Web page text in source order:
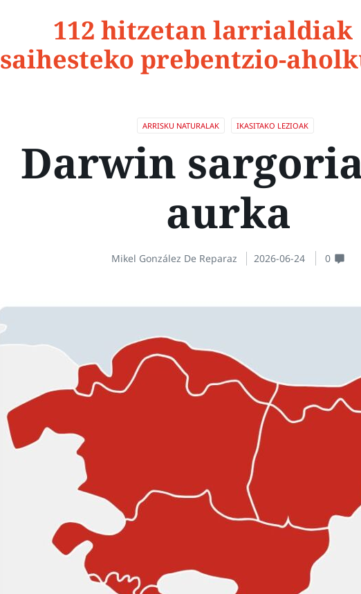
112 hitzetan larrialdiak
saihesteko prebentzio-
ARRISKU NATURALAK IKASITAKO LEZIOAK
Darwin
aurka
Mikel González De Reparaz 2026-06-24 0